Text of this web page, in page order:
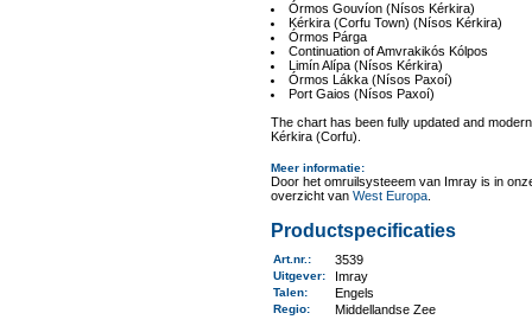
Órmos Gouvíon (Nísos Kérkira)
Kérkira (Corfu Town) (Nísos Kérkira)
Órmos Párga
Continuation of Amvrakikós Kólpos
Limín Alípa (Nísos Kérkira)
Órmos Lákka (Nísos Paxoí)
Port Gaios (Nísos Paxoí)
The chart has been fully updated and
Kérkira (Corfu).
Meer informatie:
Door het omruilsysteeem van Imray is in
overzicht van West Europa.
Productspecificaties
Art.nr. : 3539
Uitgever: Imray
Talen: Engels
Regio: Middellandse Zee